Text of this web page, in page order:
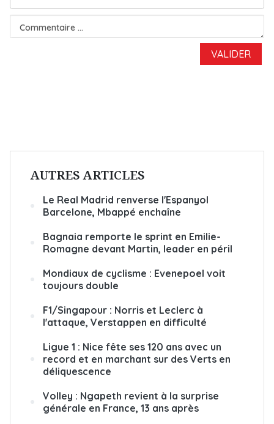
AUTRES ARTICLES
Le Real Madrid renverse l'Espanyol
Barcelone, Mbappé enchaîne
Bagnaia remporte le sprint en Emilie-
Romagne devant Martin, leader en péril
Mondiaux de cyclisme : Evenepoel voit
toujours double
F1/Singapour : Norris et Leclerc à
l'attaque, Verstappen en difficulté
Ligue 1 : Nice fête ses 120 ans avec un
record et en marchant sur des Verts en
déliquescence
Volley : Ngapeth revient à la surprise
générale en France, 13 ans après